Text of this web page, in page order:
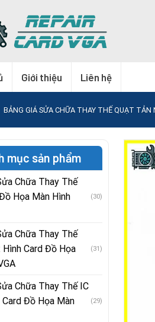
Giới thiệu Liên hệ
BẢNG GIÁ SỬA CHỮA THAY THẾ QUẠT
mục sản phẩm
Chữa Thay Thế
Họa Màn Hình
(30)
Chữa Thay Thế
Card Đồ Họa
(31)
Chữa Thay Thế IC
Đồ Họa Màn
(29)